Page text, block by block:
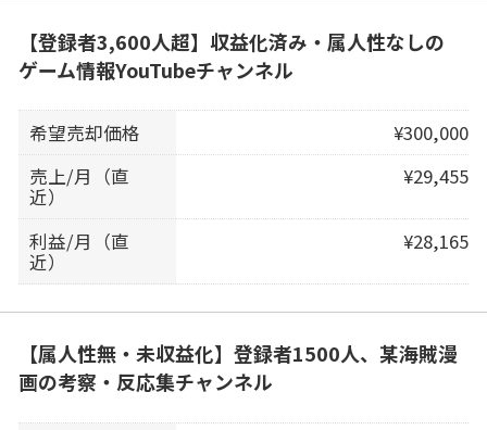
【登録者3,600人超】収益化済み・属人性なしの
ゲーム情報YouTubeチャンネル
希望売却価格
¥300,000
売上/月（直
近）
¥29,455
利益/月（直
近）
¥28,165
【属人性無・未収益化】登録者1500人、某海賊漫
画の考察・反応集チャンネル